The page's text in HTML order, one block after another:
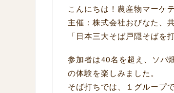
e
b
o
e
こんにちは！農産物マーケ
主催：株式会社おびなた、
「日本三大そば戸隠そばを
参加者は40名を超え、ソバ
の体験を楽しみました。
そば打ちでは、１グループ